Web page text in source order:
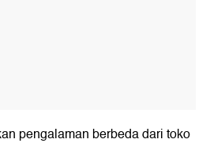
pengalaman berbeda dari toko